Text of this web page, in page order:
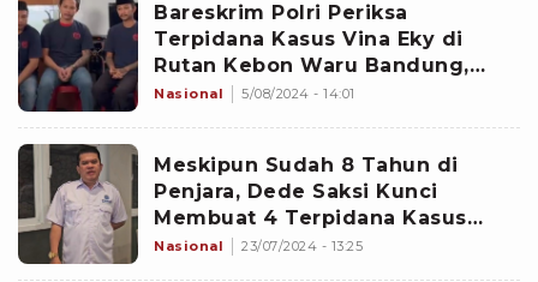
Bareskrim Polri Periksa
Terpidana Kasus Vina Eky di
Rutan Kebon Waru Bandung,
Bakal Ada Kejutan Terbaru Hari
Nasional 5/08/2024 - 14:01
Meskipun Sudah 8 Tahun di
Penjara, Dede Saksi Kunci
Membuat 4 Terpidana Kasus
Pembunuhan Vina Cirebon Full
Nasional 23/07/2024 - 13:25